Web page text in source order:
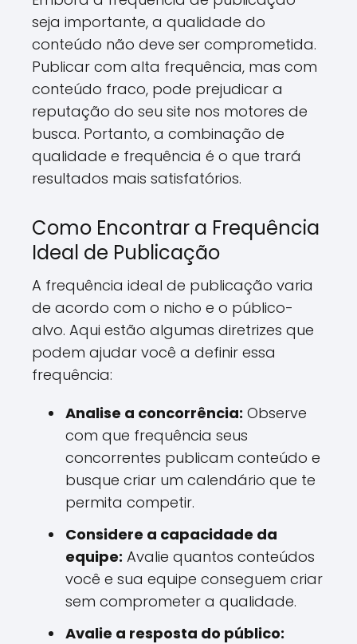
seja importante, a qualidade do
conteúdo não deve ser comprometida.
Publicar com alta frequência, mas com
conteúdo fraco, pode prejudicar a
reputação do seu site nos motores de
busca. Portanto, a combinação de
qualidade e frequência é o que trará
resultados mais satisfatórios.
Como Encontrar a Frequência
Ideal de Publicação
A frequência ideal de publicação varia
de acordo com o nicho e o público-
alvo. Aqui estão algumas diretrizes que
podem ajudar você a definir essa
frequência:
Analise a concorrência: Observe
com que frequência seus
concorrentes publicam conteúdo e
busque criar um calendário que te
permita competir.
Considere a capacidade da
equipe: Avalie quantos conteúdos
você e sua equipe conseguem criar
sem comprometer a qualidade.
Avalie a resposta do público: